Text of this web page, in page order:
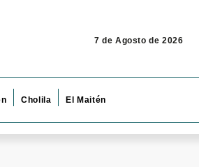
7 de Agosto de 2026
Cholila El Maitén